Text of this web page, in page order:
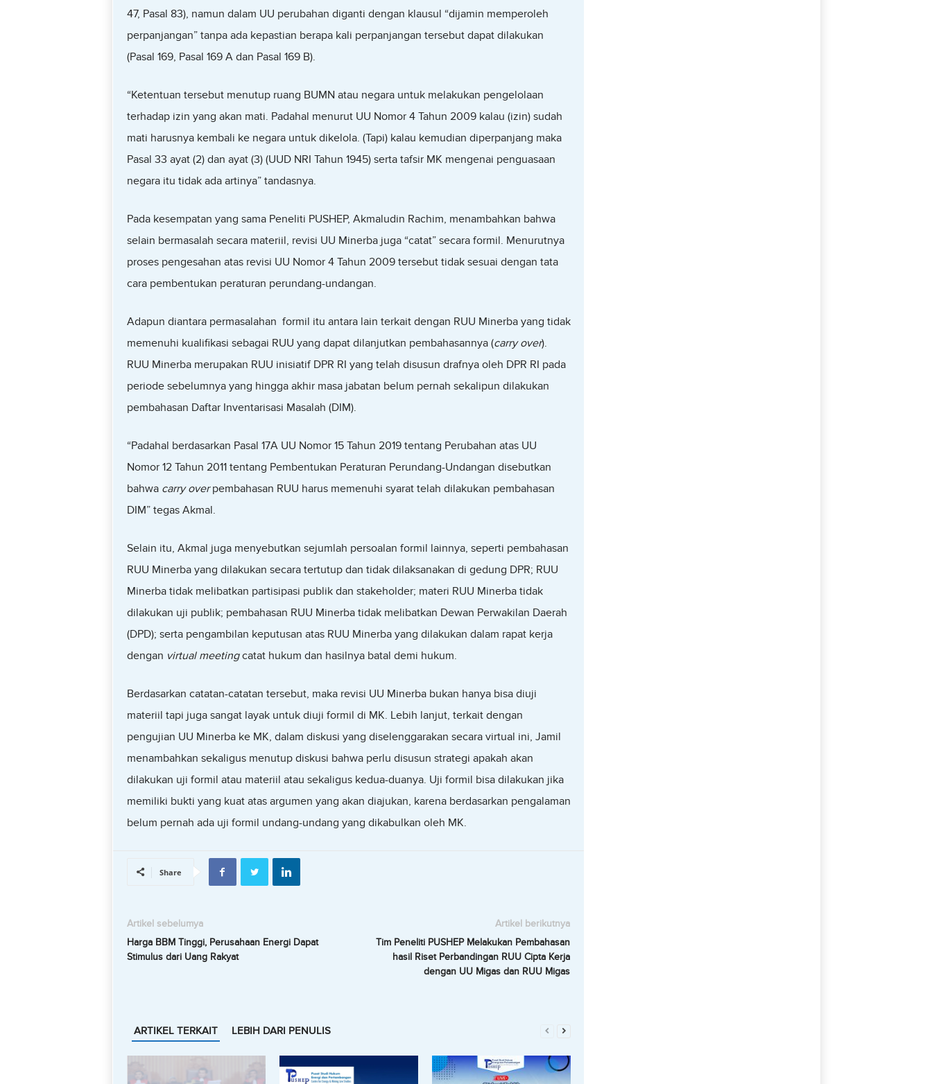
47, Pasal 83), namun dalam UU perubahan diganti dengan klausul “dijamin memperoleh
perpanjangan” tanpa ada kepastian berapa kali perpanjangan tersebut dapat dilakukan
(Pasal 169, Pasal 169 A dan Pasal 169 B).
“Ketentuan tersebut menutup ruang BUMN atau negara untuk melakukan pengelolaan
terhadap izin yang akan mati. Padahal menurut UU Nomor 4 Tahun 2009 kalau (izin) sudah
mati harusnya kembali ke negara untuk dikelola. (Tapi) kalau kemudian diperpanjang maka
Pasal 33 ayat (2) dan ayat (3) (UUD NRI Tahun 1945) serta tafsir MK mengenai penguasaan
negara itu tidak ada artinya” tandasnya.
Pada kesempatan yang sama Peneliti PUSHEP, Akmaludin Rachim, menambahkan bahwa
selain bermasalah secara materiil, revisi UU Minerba juga “catat” secara formil. Menurutnya
proses pengesahan atas revisi UU Nomor 4 Tahun 2009 tersebut tidak sesuai dengan tata
cara pembentukan peraturan perundang-undangan.
Adapun diantara permasalahan formil itu antara lain terkait dengan RUU Minerba yang tidak
memenuhi kualifikasi sebagai RUU yang dapat dilanjutkan pembahasannya (carry over).
RUU Minerba merupakan RUU inisiatif DPR RI yang telah disusun drafnya oleh DPR RI pada
periode sebelumnya yang hingga akhir masa jabatan belum pernah sekalipun dilakukan
pembahasan Daftar Inventarisasi Masalah (DIM).
“Padahal berdasarkan Pasal 17A UU Nomor 15 Tahun 2019 tentang Perubahan atas UU
Nomor 12 Tahun 2011 tentang Pembentukan Peraturan Perundang-Undangan disebutkan
bahwa carry overpembahasan RUU harus memenuhi syarat telah dilakukan pembahasan
DIM” tegas Akmal.
Selain itu, Akmal juga menyebutkan sejumlah persoalan formil lainnya, seperti pembahasan
RUU Minerba yang dilakukan secara tertutup dan tidak dilaksanakan di gedung DPR; RUU
Minerba tidak melibatkan partisipasi publik dan stakeholder; materi RUU Minerba tidak
dilakukan uji publik; pembahasan RUU Minerba tidak melibatkan Dewan Perwakilan Daerah
(DPD); serta pengambilan keputusan atas RUU Minerba yang dilakukan dalam rapat kerja
dengan virtual meetingcatat hukum dan hasilnya batal demi hukum.
Berdasarkan catatan-catatan tersebut, maka revisi UU Minerba bukan hanya bisa diuji
materiil tapi juga sangat layak untuk diuji formil di MK. Lebih lanjut, terkait dengan
pengujian UU Minerba ke MK, dalam diskusi yang diselenggarakan secara virtual ini, Jamil
menambahkan sekaligus menutup diskusi bahwa perlu disusun strategi apakah akan
dilakukan uji formil atau materiil atau sekaligus kedua-duanya. Uji formil bisa dilakukan jika
memiliki bukti yang kuat atas argumen yang akan diajukan, karena berdasarkan pengalaman
belum pernah ada uji formil undang-undang yang dikabulkan oleh MK.
Share
Artikel sebelumya
Harga BBM Tinggi, Perusahaan Energi Dapat
Stimulus dari Uang Rakyat
Artikel berikutnya
Tim Peneliti PUSHEP Melakukan Pembahasan
hasil Riset Perbandingan RUU Cipta Kerja
dengan UU Migas dan RUU Migas
ARTIKEL TERKAIT LEBIH DARI PENULIS